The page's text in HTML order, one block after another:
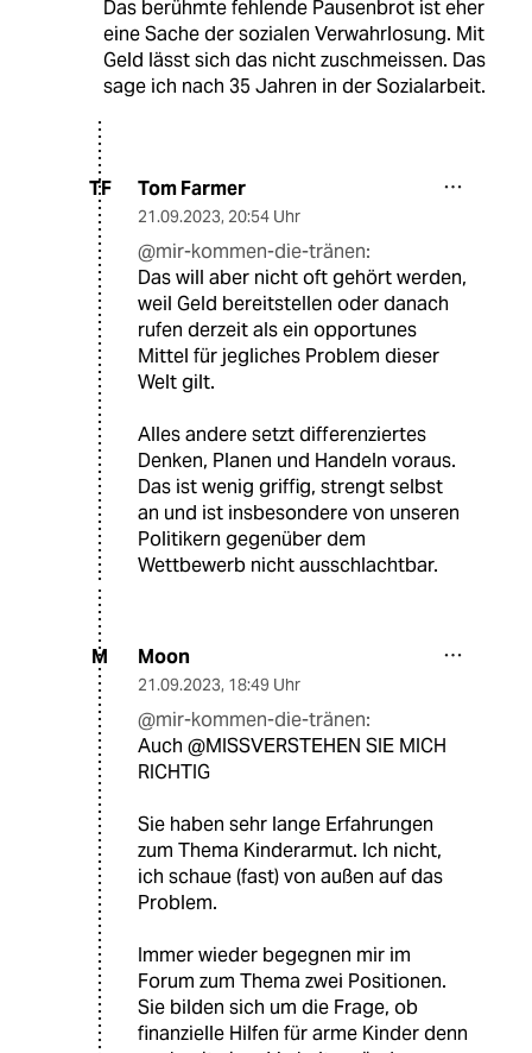
Das berühmte fehlende Pausenbrot ist eher
eine Sache der sozialen Verwahrlosung. Mit
Geld lässt sich das nicht zuschmeissen. Das
sage ich nach 35 Jahren in der Sozialarbeit.
TF Tom Farmer
21.09.2023, 20:54 Uhr
@mir-kommen-die-tränen:
Das will aber nicht oft gehört werden,
weil Geld bereitstellen oder danach
rufen derzeit als ein opportunes
Mittel für jegliches Problem dieser
Welt gilt.
Alles andere setzt differenziertes
Denken, Planen und Handeln voraus.
Das ist wenig griffig, strengt selbst
an und ist insbesondere von unseren
Politikern gegenüber dem
Wettbewerb nicht ausschlachtbar.
M Moon
21.09.2023, 18:49 Uhr
@mir-kommen-die-tränen:
Auch @MISSVERSTEHEN SIE MICH
RICHTIG
Sie haben sehr lange Erfahrungen
zum Thema Kinderarmut. Ich nicht,
ich schaue (fast) von außen auf das
Problem.
Immer wieder begegnen mir im
Forum zum Thema zwei Positionen.
Sie bilden sich um die Frage, ob
finanzielle Hilfen für arme Kinder denn